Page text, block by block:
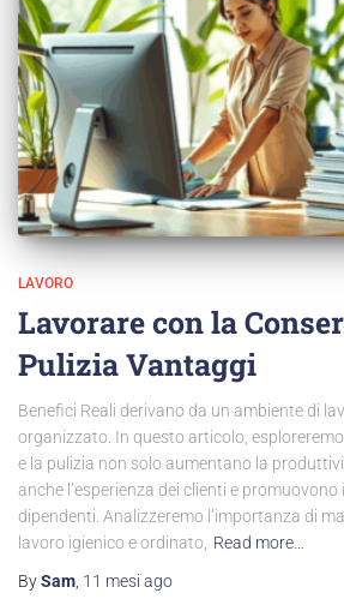
LAVORO
Lavorare con la
Pulizia Vantaggi
Benefici Reali derivano da un ambiente di
organizzato. In questo articolo,
e la pulizia non solo aumentano la
anche l’esperienza dei clienti e promuovono
dipendenti. Analizzeremo l’importanza di
lavoro igienico e ordinato,
Read more…
BySam 11 mesi ago